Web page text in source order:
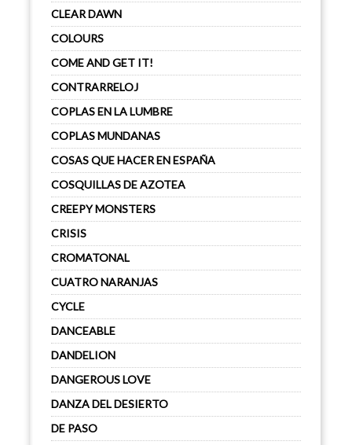
CLEAR DAWN
COLOURS
COME AND GET IT!
CONTRARRELOJ
COPLAS EN LA LUMBRE
COPLAS MUNDANAS
COSAS QUE HACER EN ESPAÑA
COSQUILLAS DE AZOTEA
CREEPY MONSTERS
CRISIS
CROMATONAL
CUATRO NARANJAS
CYCLE
DANCEABLE
DANDELION
DANGEROUS LOVE
DANZA DEL DESIERTO
DE PASO